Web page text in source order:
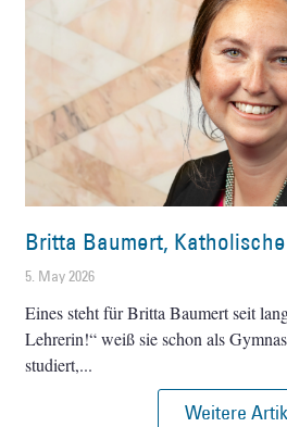
Britta Baumert,
5. May 2026
Eines steht für Britta Baumert seit
Lehrerin!“ weiß sie schon als
studiert,
Weitere